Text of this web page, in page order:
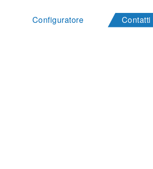
Configuratore Contatti